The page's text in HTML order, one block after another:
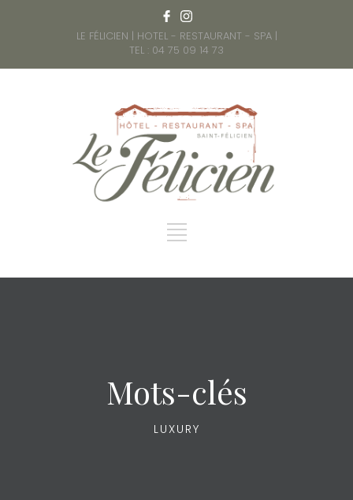
LE FÉLICIEN | HOTEL - RESTAURANT - SPA |
TEL : 04 75 09 14 73
Mots-clés
LUXURY